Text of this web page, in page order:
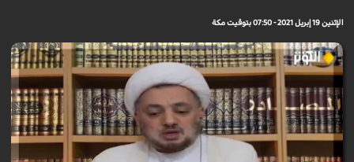
الإثنين 19 إبريل 2021 - 07:50 بتوقيت مكة